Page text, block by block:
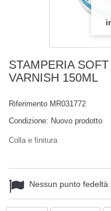
STAMPERIA
VARNISH 150ML
Riferimento MR031772
Condizione: Nuovo prodotto
Colla e finitura
Nessun punto fedeltà